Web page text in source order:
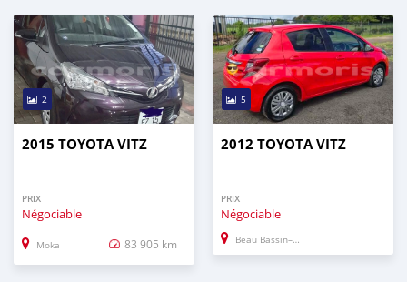
2
2015 TOYOTA VITZ
PRIX
Négociable
Moka 83 905 km
5
2012 TOYOTA VITZ
PRIX
Négociable
Beau Bassin–Rose Hill